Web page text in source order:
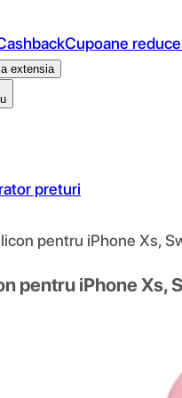
Cupoane
extensia
preturi
pentru iPhone Xs,
pentru iPhone Xs,